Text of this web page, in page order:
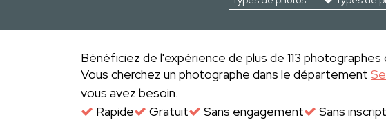
Bénéficiez de l'expérience de plus de 113
Vous cherchez un photographe dans le département
vous avez besoin.
Rapide
Gratuit Sans engagement Sans